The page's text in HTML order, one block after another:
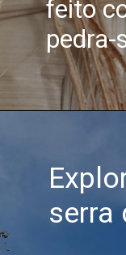
feito
serra